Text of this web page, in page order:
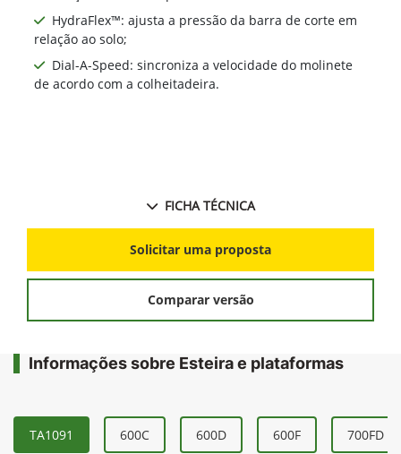
HydraFlex™: ajusta a pressão da barra de corte em
relação ao solo;
Dial-A-Speed: sincroniza a velocidade do molinete
de acordo com a colheitadeira.
FICHA TÉCNICA
Solicitar uma proposta
Comparar versão
Informações sobre Esteira e plataformas
TA1091 600C 600D 600F 700FD